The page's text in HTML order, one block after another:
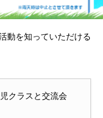
動を知っていただける
クラスと交流会